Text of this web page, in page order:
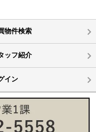
物件検索
ッフ紹介
イン